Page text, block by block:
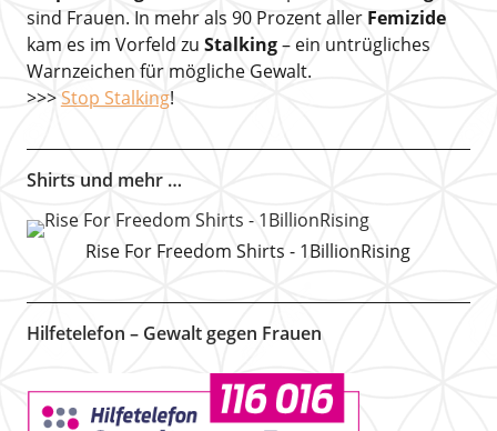
sind Frauen. In mehr als 90 Prozent aller Femizide
kam es im Vorfeld zu Stalking– ein untrügliches
Warnzeichen für mögliche Gewalt.
>>>Stop Stalking!
Shirts und mehr …
Rise For Freedom Shirts - 1BillionRising
Hilfetelefon – Gewalt gegen Frauen